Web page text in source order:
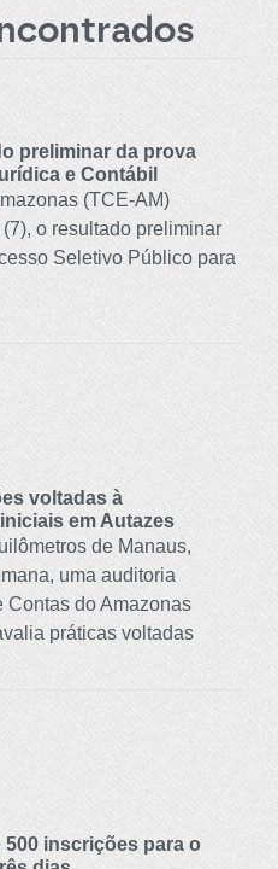
preliminar da prova
e Contábil
(TCE-AM)
o resultado preliminar
Seletivo Público para
voltadas à
em Autazes
de Manaus,
uma auditoria
Contas do Amazonas
práticas voltadas
inscrições para o